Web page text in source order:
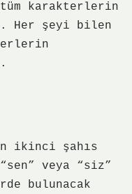
karakterlerin
Her şeyi bilen
ikinci şahıs
veya “siz”
bulunacak